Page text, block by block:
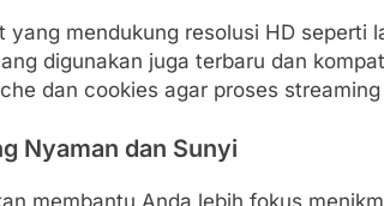
yang mendukung resolusi HD seperti
digunakan juga terbaru dan
dan cookies agar proses
Nyaman dan Sunyi